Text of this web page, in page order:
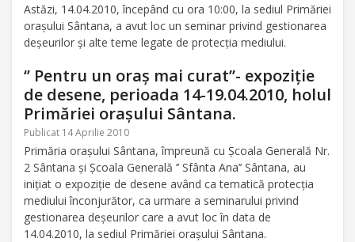
Astăzi, 14.04.2010, începând cu ora 10:00, la sediul Primăriei
oraşului Sântana, a avut loc un seminar privind gestionarea
deşeurilor şi alte teme legate de protecţia mediului.
‘’ Pentru un oraş mai curat’’- expoziţie
de desene, perioada 14-19.04.2010, holul
Primăriei oraşului Sântana.
Publicat 14 Aprilie 2010
Primăria oraşului Sântana, împreună cu Şcoala Generală Nr.
2 Sântana şi Şcoala Generală ’’ Sfânta Ana’’ Sântana, au
iniţiat o expoziţie de desene având ca tematică protecţia
mediului înconjurător, ca urmare a seminarului privind
gestionarea deşeurilor care a avut loc în data de
14.04.2010, la sediul Primăriei oraşului Sântana.